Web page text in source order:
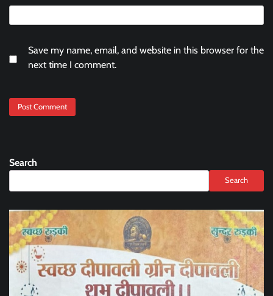
Save my name, email, and website in this browser for the
next time I comment.
Search
Search